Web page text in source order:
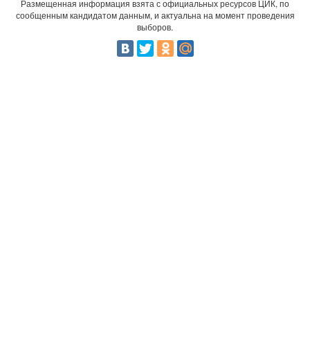
Размещенная информация взята с официальных ресурсов ЦИК, по
сообщенным кандидатом данным, и актуальна на момент проведения
выборов.